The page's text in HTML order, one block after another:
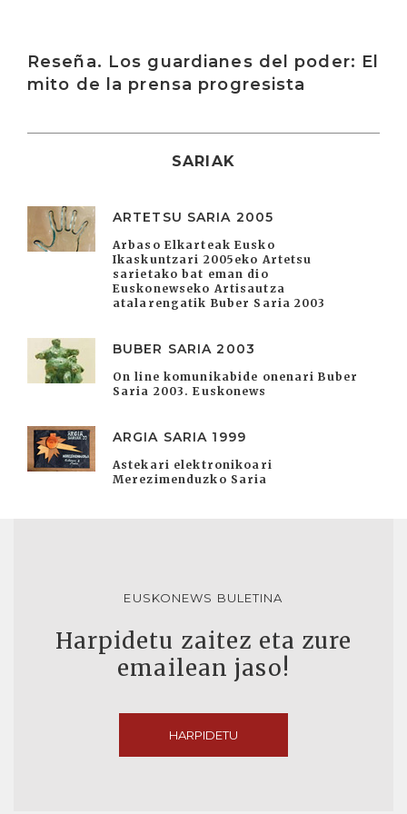
Reseña. Los guardianes del poder: El
mito de la prensa progresista
SARIAK
ARTETSU SARIA 2005
Arbaso Elkarteak Eusko
Ikaskuntzari 2005eko Artetsu
sarietako bat eman dio
Euskonewseko Artisautza
atalarengatik Buber Saria 2003
BUBER SARIA 2003
On line komunikabide onenari Buber
Saria 2003. Euskonews
ARGIA SARIA 1999
Astekari elektronikoari
Merezimenduzko Saria
EUSKONEWS BULETINA
Harpidetu zaitez eta zure
emailean jaso!
HARPIDETU